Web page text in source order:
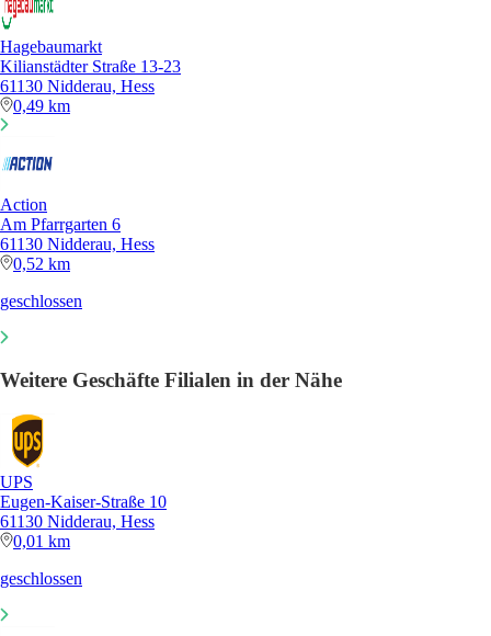
Hagebaumarkt
Kilianstädter Straße 13-23
61130 Nidderau, Hess
0,49 km
Action
Am Pfarrgarten 6
61130 Nidderau, Hess
0,52 km
geschlossen
Weitere Geschäfte Filialen in der Nähe
UPS
Eugen-Kaiser-Straße 10
61130 Nidderau, Hess
0,01 km
geschlossen